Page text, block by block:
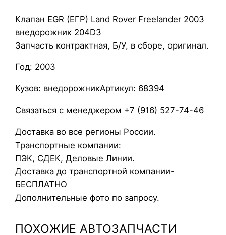
л
а
п
н
E
R
Е
Г
Р
)
L
a
d
Клапан EGR (ЕГР) Land Rover Freelander 2003
внедорожник 204D3
Запчасть контрактная, Б/У, в сборе, оригинал.
Год: 2003
Кузов: внедорожникАртикул: 68394
Связаться с менеджером +7 (916) 527-74-46
Доставка во все регионы России.
Транспортные компании:
ПЭК, СДЕК, Деловые Линии.
Доставка до транспортной компании-
БЕСПЛАТНО
Дополнительные фото по запросу.
ПОХОЖИЕ АВТОЗАПЧАСТИ